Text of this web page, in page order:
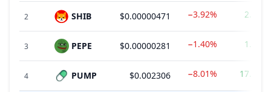
2 SHIB $0.00000471 −3.92% 2.37%
3 PEPE $0.00000281 −1.40% 1.44%
4 PUMP $0.002306 −8.01% 17.19%